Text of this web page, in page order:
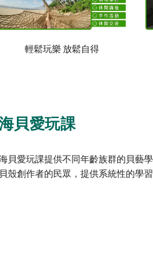
輕鬆玩樂 放鬆自得
貝愛玩課
貝愛玩課提供不同年齡族群的貝藝
貝殼創作者的民眾，提供系統性的學